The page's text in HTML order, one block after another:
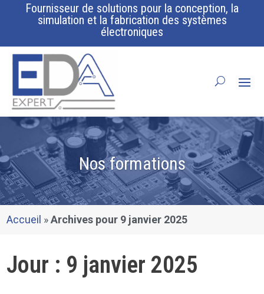
Fournisseur de solutions pour la conception, la
simulation et la fabrication des systèmes
électroniques
Nos formations
Accueil »Archives pour 9 janvier 2025
Jour : 9 janvier 2025